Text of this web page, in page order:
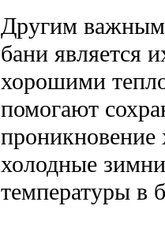
Другим важным
бани является
хорошими
помогают
проникновение
холодные
температуры в